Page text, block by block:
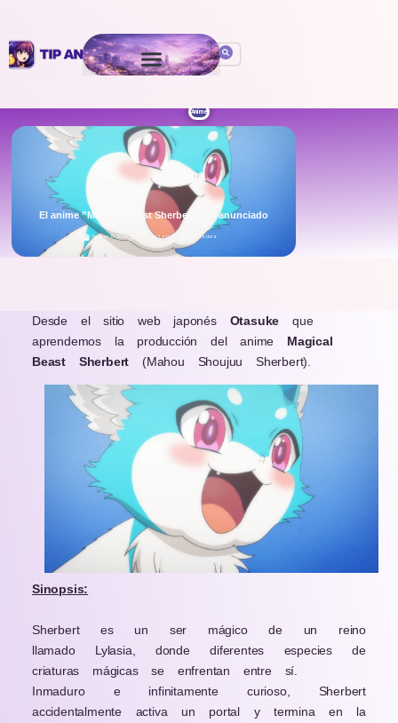
Anime
El anime ”Magical Beast Sherbert”, es anunciado
October 29, 2020 Isaac León 5 min de Lectura .
Desde el sitio web japonés Otasukeque
aprendemos la producción del anime Magical
Beast Sherbert (Mahou Shoujuu Sherbert).
Sinopsis:
Sherbert es un ser mágico de un reino
llamado Lylasia, donde diferentes especies de
criaturas mágicas se enfrentan entre sí.
Inmaduro e infinitamente curioso, Sherbert
accidentalmente activa un portal y termina en la